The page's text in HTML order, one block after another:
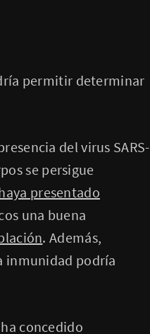
permitir determinar
del virus SARS-
se persigue
presentado
una buena
. Además,
inmunidad podría
concedido